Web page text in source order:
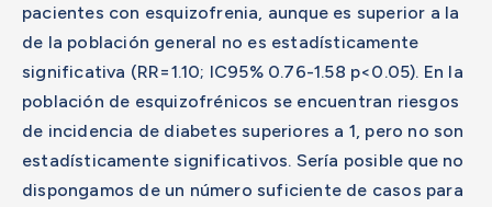
pacientes con esquizofrenia, aunque es superior a la
de la población general no es estadísticamente
significativa (RR=1.10; IC95% 0.76-1.58 p<0.05). En la
población de esquizofrénicos se encuentran riesgos
de incidencia de diabetes superiores a 1, pero no son
estadísticamente significativos. Sería posible que no
dispongamos de un número suficiente de casos para